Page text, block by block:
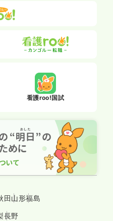
看護roo!国試
田山形福島
長野